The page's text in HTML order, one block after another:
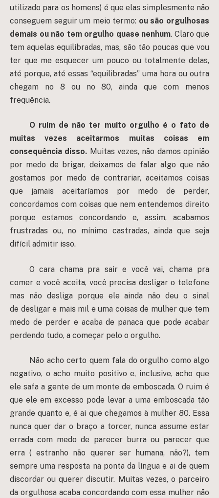
utilizado para os homens) é que elas simplesmente não
conseguem seguir um meio termo: ou são orgulhosas
demais ou não tem orgulho quase nenhum. Claro que
tem aquelas equilibradas, mas, são tão poucas que vou
ter que me esquecer um pouco ou totalmente delas,
até porque, até essas “equilibradas” uma hora ou outra
chegam no 8 ou no 80, ainda que com menos
frequência.
O ruim de não ter muito orgulho é o fato de
muitas vezes aceitarmos muitas coisas em
consequência disso. Muitas vezes, não damos opinião
por medo de brigar, deixamos de falar algo que não
gostamos por medo de contrariar, aceitamos coisas
que jamais aceitaríamos por medo de perder,
concordamos com coisas que nem entendemos direito
porque estamos concordando e, assim, acabamos
frustradas ou, no mínimo castradas, ainda que seja
difícil admitir isso.
O cara chama pra sair e você vai, chama pra
comer e você aceita, você precisa desligar o telefone
mas não desliga porque ele ainda não deu o sinal
de desligar e mais mil e uma coisas de mulher que tem
medo de perder e acaba de panaca que pode acabar
perdendo tudo, a começar pelo o orgulho.
Não acho certo quem fala do orgulho como algo
negativo, o acho muito positivo e, inclusive, acho que
ele safa a gente de um monte de emboscada. O ruim é
que ele em excesso pode levar a uma emboscada tão
grande quanto e, é ai que chegamos à mulher 80. Essa
nunca quer dar o braço a torcer, nunca assume estar
errada com medo de parecer burra ou parecer que
erra ( estranho não querer ser humana, não?), tem
sempre uma resposta na ponta da língua e ai de quem
discordar ou querer discutir. Muitas vezes, o parceiro
da orgulhosa acaba concordando com essa mulher não